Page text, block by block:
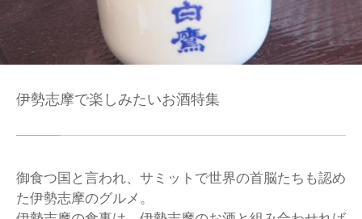
伊勢志摩で楽しみたいお酒特集
御食つ国と言われ、サミットで世界の首脳たちも認め
た伊勢志摩のグルメ。